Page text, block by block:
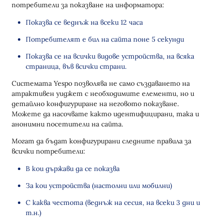
потребители за показване на информатора:
Показва се веднъж на всеки 12 часа
Потребителят е бил на сайта поне 5 секунди
Показва се на всички видове устройства, на всяка
страница, във всички страни.
Системата Yespo позволява не само създаването на
атрактивен уиджет с необходимите елементи, но и
детайлно конфигуриране на неговото показване.
Можете да насочвате както идентифицирани, така и
анонимни посетители на сайта.
Могат да бъдат конфигурирани следните правила за
всички потребители:
В кои държави да се показва
За кои устройства (настолни или мобилни)
С каква честота (веднъж на сесия, на всеки 3 дни и
т.н.)